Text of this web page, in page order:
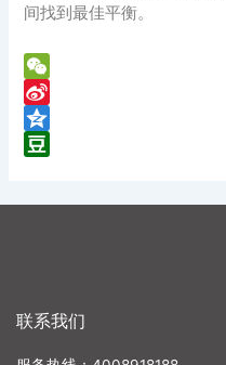
间找到最佳平衡。
WeChat
Sina
Weibo
Qzone
联系我们